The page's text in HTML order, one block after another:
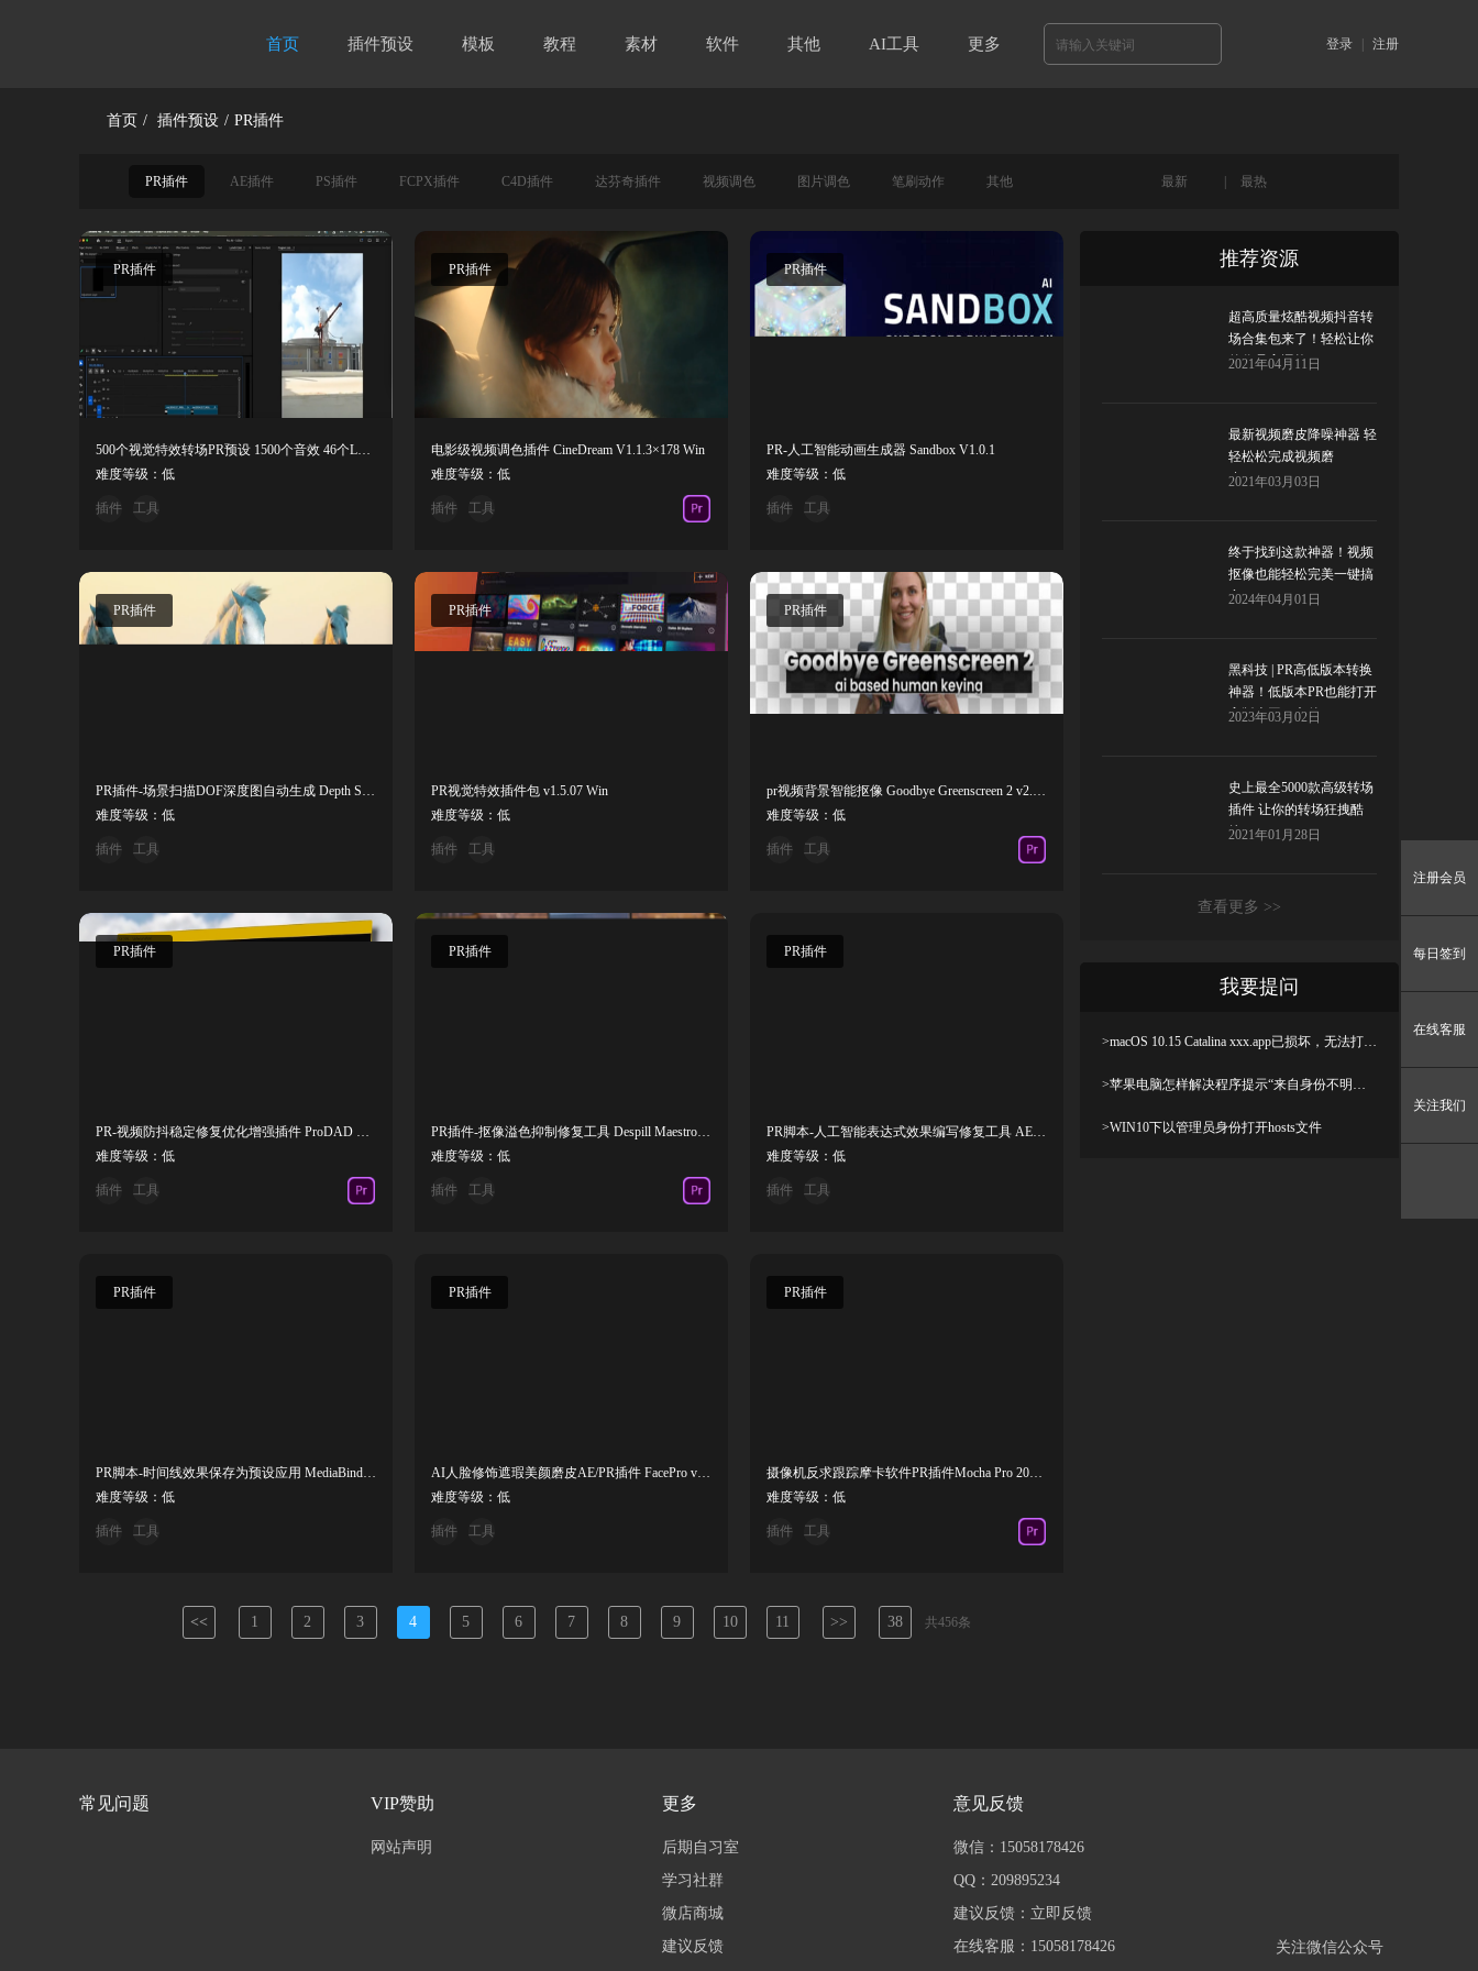
首页 插件预设 模板 教程 素材 软件 其他 AI工具 更多 登录 注册
首页 / 插件预设 / PR插件
PR插件 AE插件 PS插件 FCPX插件 C4D插件 达芬奇插件 视频调色 图片调色 笔刷动作 其他 最新 最热
PR插件
500个视觉特效转场PR预设 1500个音效 46个LUTs视频调色预设
难度等级：低
插件 工具
PR插件
电影级视频调色插件 CineDream V1.1.3×178 Win
难度等级：低
插件 工具
PR插件
PR-人工智能动画生成器 Sandbox V1.0.1
难度等级：低
插件 工具
PR插件
PR插件-场景扫描DOF深度图自动生成 Depth Scanner 2 v2.6.58Win
难度等级：低
插件 工具
PR插件
PR视觉特效插件包 v1.5.07 Win
难度等级：低
插件 工具
PR插件
pr视频背景智能抠像 Goodbye Greenscreen 2 v2.3.45
难度等级：低
插件 工具
PR插件
PR-视频防抖稳定修复优化增强插件 ProDAD Mercalli Pro v6.0.678.
难度等级：低
插件 工具
PR插件
PR插件-抠像溢色抑制修复工具 Despill Maestro v1.0.3Win
难度等级：低
插件 工具
PR插件
PR脚本-人工智能表达式效果编写修复工具 AE GPT V1.1.0
难度等级：低
插件 工具
PR插件
PR脚本-时间线效果保存为预设应用 MediaBind 1.3.0
难度等级：低
插件 工具
PR插件
AI人脸修饰遮瑕美颜磨皮AE/PR插件 FacePro v1.0.0 Win中文汉化版
难度等级：低
插件 工具
PR插件
摄像机反求跟踪摩卡软件PR插件Mocha Pro 2026.5 Win/mac
难度等级：低
插件 工具
<< 1 2 3 4 5 6 7 8 9 10 11 >> 38 共456条
推荐资源
超高质量炫酷视频抖音转
场合集包来了！轻松让你
的作品高逼格
2021年04月11日
最新视频磨皮降噪神器 轻
轻松松完成视频磨
皮!Beauty box
2021年03月03日
终于找到这款神器！视频
抠像也能轻松完美一键搞
定！Red Giant Primatte
2024年04月01日
黑科技 | PR高低版本转换
神器！低版本PR也能打开
高版本工程文件
2023年03月02日
史上最全5000款高级转场
插件 让你的转场狂拽酷
炫！
2021年01月28日
查看更多 >>
我要提问
>macOS 10.15 Catalina xxx.app已损坏，无法打开，你应该将它移到废纸篓解决方法
>苹果电脑怎样解决程序提示“来自身份不明开发者”及设置显示出“允许任何来源”
>WIN10下以管理员身份打开hosts文件
常见问题 VIP赞助
网站声明
更多
后期自习室
学习社群
微店商城
建议反馈
意见反馈
微信：15058178426
QQ：209895234
建议反馈： 立即反馈
在线客服：15058178426
关注微信公众号
注册会员
每日签到
在线客服
关注我们